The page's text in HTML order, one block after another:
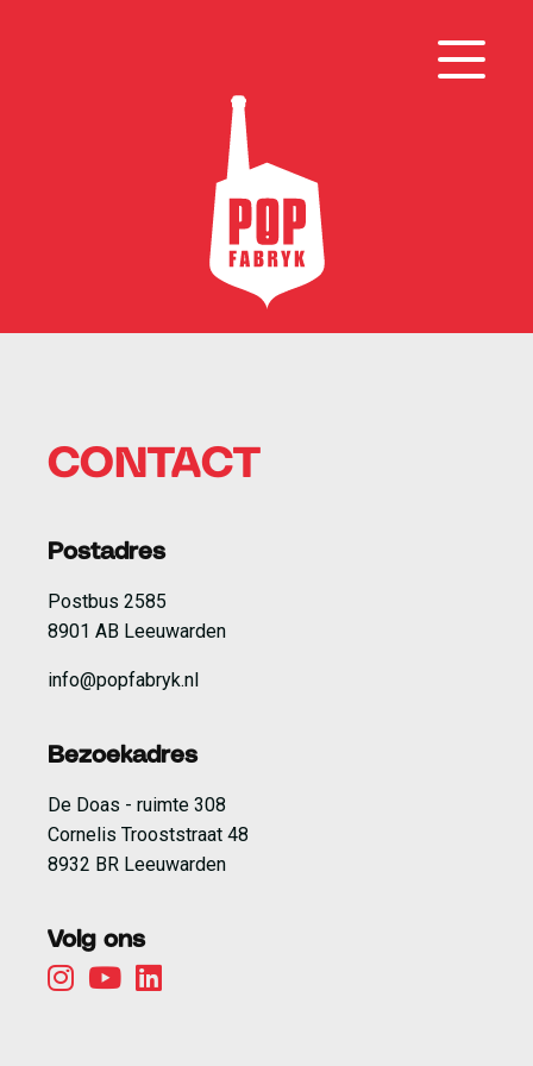
CONTACT
Postadres
Postbus 2585
8901 AB Leeuwarden
info@popfabryk.nl
Bezoekadres
De Doas - ruimte 308
Cornelis Trooststraat 48
8932 BR Leeuwarden
Volg ons